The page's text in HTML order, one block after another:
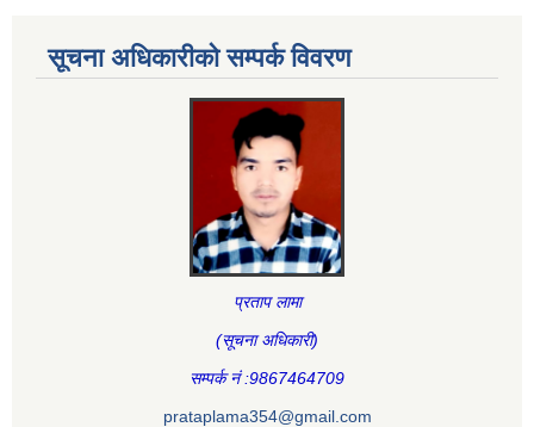
सूचना अधिकारीकाे सम्पर्क विवरण
प्रताप लामा
(सूचना अधिकारी)
सम्पर्क नं :9867464709
prataplama354@gmail.com